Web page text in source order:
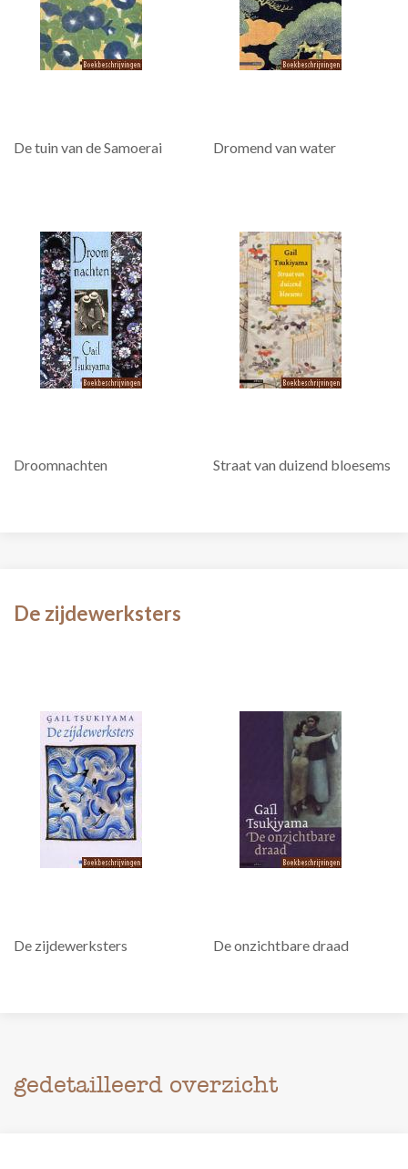
De tuin van de Samoerai Dromend van water
Droomnachten Straat van duizend bloesems
De zijdewerksters
De zijdewerksters De onzichtbare draad
gedetailleerd overzicht